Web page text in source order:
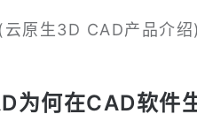
(云原生3D CAD产品介绍)
为何在CAD软件